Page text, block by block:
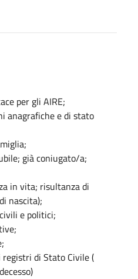
per gli AIRE;
anagrafiche e di stato
già coniugato/a;
in vita; risultanza di
nascita);
e politici;
di Stato Civile (